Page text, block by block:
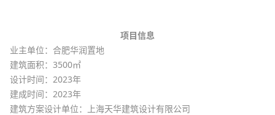
项目信息
业主单位：合肥华润置地
建筑面积：3500㎡
设计时间：2023年
建成时间：2023年
建筑方案设计单位：上海天华建筑设计有限公司